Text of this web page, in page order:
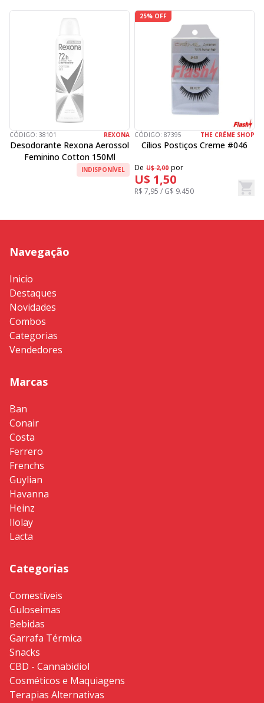
CÓDIGO: 38101 REXONA
Desodorante Rexona Aerossol
Feminino Cotton 150Ml
INDISPONÍVEL
25% OFF
CÓDIGO: 87395 THE CRÉME SHOP
Cílios Postiços Creme #046
De U$ 2,00 por
U$ 1,50
R$ 7,95 / G$ 9.450
Navegação
Inicio
Destaques
Novidades
Combos
Categorias
Vendedores
Marcas
Ban
Conair
Costa
Ferrero
Frenchs
Guylian
Havanna
Heinz
Ilolay
Lacta
Categorias
Comestíveis
Guloseimas
Bebidas
Garrafa Térmica
Snacks
CBD - Cannabidiol
Cosméticos e Maquiagens
Terapias Alternativas